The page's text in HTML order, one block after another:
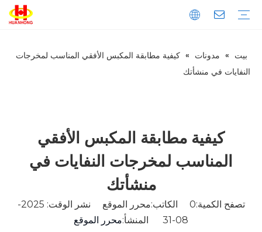
بيت » مدونات » كيفية مطابقة المكبس الأفقي المناسب لمخرجات
النفايات في منشأتك
كيفية مطابقة المكبس الأفقي
المناسب لمخرجات النفايات في
منشأتك
تصفح الكمية:0
الكاتب:محرر الموقع نشر الوقت: 2025-
08-31 المنشأ:
محرر الموقع